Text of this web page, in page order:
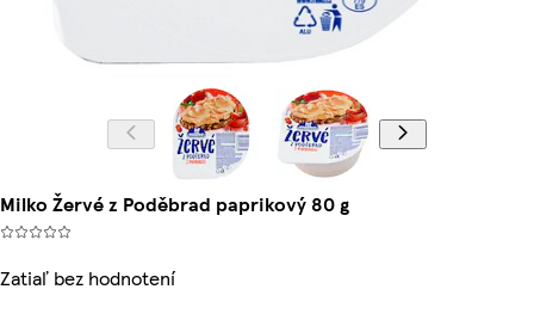
Milko Žervé z Poděbrad paprikový 80 g
Zatiaľ bez hodnotení